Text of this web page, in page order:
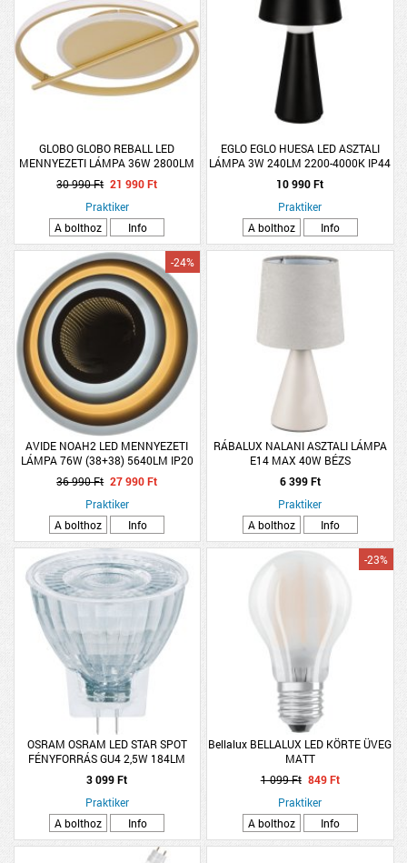
GLOBO GLOBO REBALL LED
MENNYEZETI LÁMPA 36W 2800LM
3000K IP20 KÖR 40X36CM ARANY
SZÍN
30 990 Ft 21 990 Ft
Praktiker
A bolthoz
Info
EGLO EGLO HUESA LED ASZTALI
LÁMPA 3W 240LM 2200-4000K IP44
ÉRINTŐKAPCSOLÓS FEKETE
10 990 Ft
Praktiker
A bolthoz
Info
AVIDE NOAH2 LED MENNYEZETI
LÁMPA 76W (38+38) 5640LM IP20
RF TÁVIRÁNYÍTÓVAL 50CM
-24%
36 990 Ft 27 990 Ft
Praktiker
A bolthoz
Info
RÁBALUX NALANI ASZTALI LÁMPA
E14 MAX 40W BÉZS
6 399 Ft
Praktiker
A bolthoz
Info
OSRAM OSRAM LED STAR SPOT
FÉNYFORRÁS GU4 2,5W 184LM
2700K MELEG FEHÉR
3 099 Ft
Praktiker
A bolthoz
Info
Bellalux BELLALUX LED KÖRTE ÜVEG
MATT
-23%
1 099 Ft 849 Ft
Praktiker
A bolthoz
Info